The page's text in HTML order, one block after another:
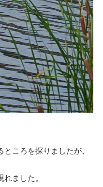
ころを探りましたが、
ました。